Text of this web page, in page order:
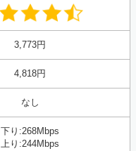
3,773円
4,818円
なし
下り:268Mbps
上り:244Mbps